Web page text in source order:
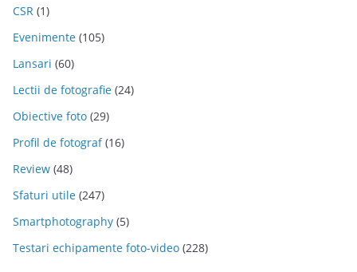
CSR (1)
Evenimente (105)
Lansari (60)
Lectii de fotografie (24)
Obiective foto (29)
Profil de fotograf(16)
Review (48)
Sfaturi utile (247)
Smartphotography (5)
Testari echipamente foto-video (228)